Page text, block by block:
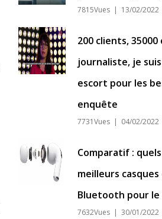
7815Vues | 13/02/2022
200 clients, 35000
journaliste, je
escort pour les
enquête
7731Vues | 04/02/2022
Comparatif :
meilleurs
Bluetooth pour le
7632Vues | 30/01/2022